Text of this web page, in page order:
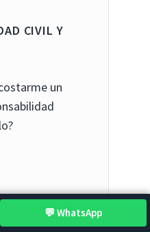
CIVIL Y
un
💬 WhatsApp